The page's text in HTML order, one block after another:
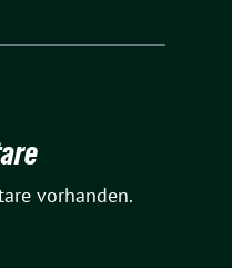
vorhanden.